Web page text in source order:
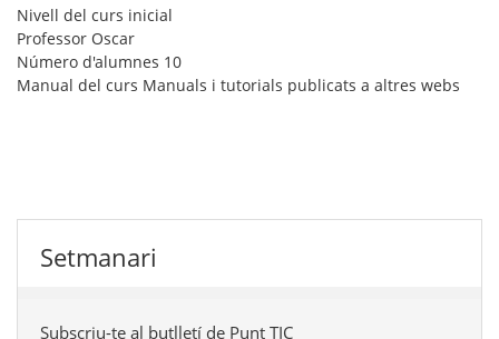
Nivell del curs inicial
Professor Oscar
Número d'alumnes 10
Manual del curs Manuals i tutorials publicats a altres webs
Setmanari
Subscriu-te al butlletí de Punt TIC